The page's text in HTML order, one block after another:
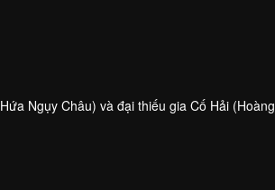
Ngụy Châu) và đại thiếu gia Cố Hải (Hoàng
cậu về sống chung. Trong lúc đó, chính vì
mà Lạc Nhân đang học. Tại đây, cả hai học